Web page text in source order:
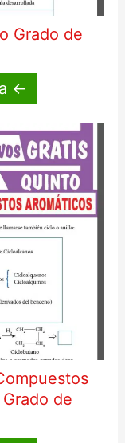
Grado de
←
de